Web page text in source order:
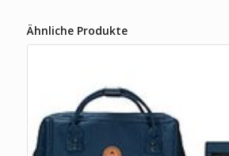
Ähnliche Produkte